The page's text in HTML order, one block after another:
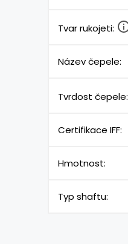
Tvar rukojeti:
Název čepele:
Tvrdost čepele:
Certifikace IFF:
Hmotnost:
Typ shaftu: